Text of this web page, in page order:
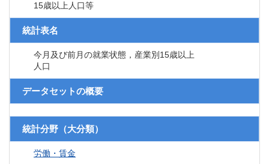
15歳以上人口等
統計表名
今月及び前月の就業状態，産業別15歳以上
人口
データセットの概要
統計分野（大分類）
労働・賃金